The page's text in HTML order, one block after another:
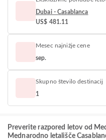
Dubai - Casablanca
US$ 481.11
Mesec najnižje cene
sep.
Skupno število destinacij
1
Preverite razpored letov od
Mednarodno letališče